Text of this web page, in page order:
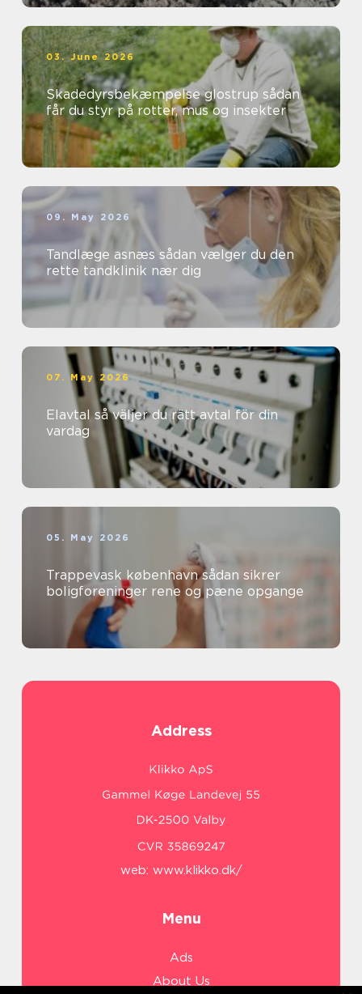
03. June 2026
Skadedyrsbekæmpelse glostrup sådan
får du styr på rotter, mus og insekter
09. May 2026
Tandlæge asnæs sådan vælger du den
rette tandklinik nær dig
07. May 2026
Elavtal så väljer du rätt avtal för din
vardag
05. May 2026
Trappevask københavn sådan sikrer
boligforeninger rene og pæne opgange
Address
web: www.klikko.dk/
Menu
Ads
About Us